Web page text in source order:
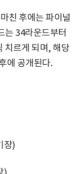
친 후에는 파이널
는 34라운드부터
치르게 되며, 해당
에 공개된다.
장)